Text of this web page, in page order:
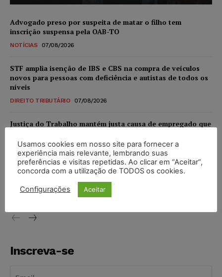
Advogado preso por suspeita de matar o filho tem
inscrição suspensa pela OAB-TO
NOTÍCIAS 07/08/2026
STF amplia isenção de IBS e CBS na compra de veículos
novos para pessoas com deficiência e autistas de todos os
níveis
DIREITO TRIBUTÁRIO 07/08/2026
Justiça do Trabalho mantém justa causa de empregado que
NOTÍCIAS 07/08/2026
Justiça de SP decreta prisão de suspeito investigado na
NOTÍCIAS 07/08/2026
Inscreva-se
Usamos cookies em nosso site para fornecer a
experiência mais relevante, lembrando suas
preferências e visitas repetidas. Ao clicar em “Aceitar”,
concorda com a utilização de TODOS os cookies.
Configurações Aceitar